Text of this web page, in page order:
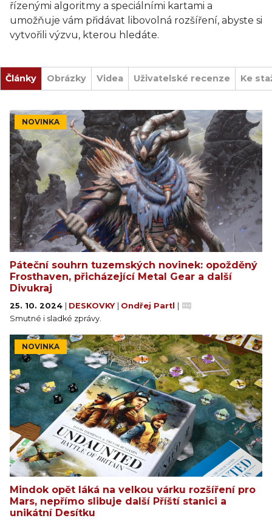
řízenými algoritmy a speciálními kartami a
umožňuje vám přidávat libovolná rozšíření, abyste si
vytvořili výzvu, kterou hledáte.
Články Obrázky Videa Uživatelské recenze Ke
NOVINKA
Páteční souhrn tuzemských novinek: opožděný
Frosthaven, přicházející Metal Gear a další
Divukraj
25. 10. 2024 DESKOVKY Ondřej Partl
Smutné i sladké zprávy.
NOVINKA
Mindok opět láká na velkou várku rozšíření pro
Mars, nepřímo slibuje další Příští stanici a
unikátní Desítku